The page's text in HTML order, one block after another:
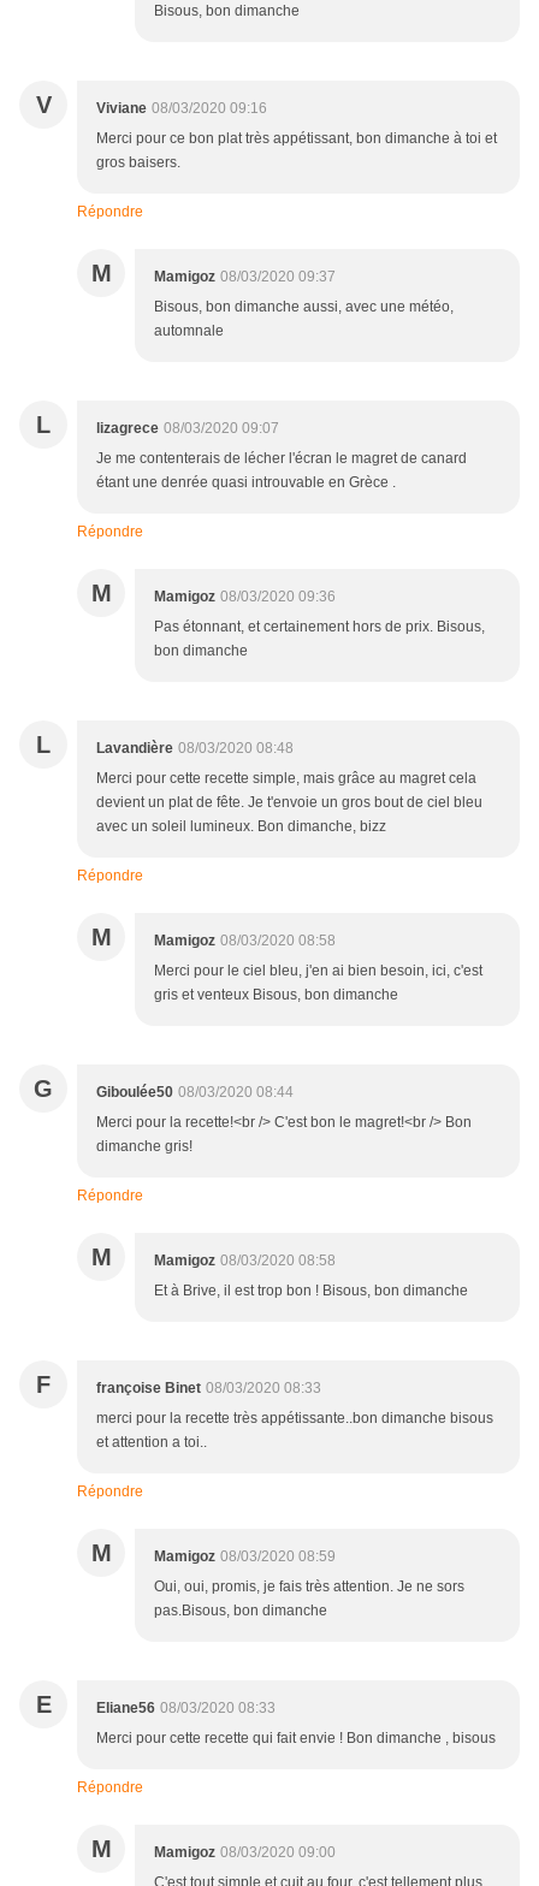
Bisous, bon dimanche
V Viviane 08/03/2020 09:16
Merci pour ce bon plat très appétissant, bon dimanche à toi et
gros baisers.
Répondre
M Mamigoz 08/03/2020 09:37
Bisous, bon dimanche aussi, avec une météo,
automnale
L lizagrece 08/03/2020 09:07
Je me contenterais de lécher l'écran le magret de canard
étant une denrée quasi introuvable en Grèce .
Répondre
M Mamigoz 08/03/2020 09:36
Pas étonnant, et certainement hors de prix. Bisous,
bon dimanche
L Lavandière 08/03/2020 08:48
Merci pour cette recette simple, mais grâce au magret cela
devient un plat de fête. Je t'envoie un gros bout de ciel bleu
avec un soleil lumineux. Bon dimanche, bizz
Répondre
M Mamigoz 08/03/2020 08:58
Merci pour le ciel bleu, j'en ai bien besoin, ici, c'est
gris et venteux Bisous, bon dimanche
G Giboulée50 08/03/2020 08:44
Merci pour la recette!<br /> C'est bon le magret!<br /> Bon
dimanche gris!
Répondre
M Mamigoz 08/03/2020 08:58
Et à Brive, il est trop bon ! Bisous, bon dimanche
F françoise Binet 08/03/2020 08:33
merci pour la recette très appétissante..bon dimanche bisous
et attention a toi..
Répondre
M Mamigoz 08/03/2020 08:59
Oui, oui, promis, je fais très attention. Je ne sors
pas.Bisous, bon dimanche
E Eliane56 08/03/2020 08:33
Merci pour cette recette qui fait envie ! Bon dimanche , bisous
Répondre
M Mamigoz 08/03/2020 09:00
C'est tout simple et cuit au four, c'est tellement plus